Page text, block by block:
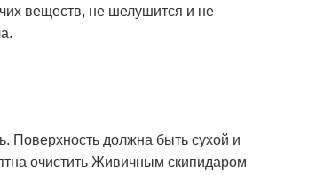
веществ, не шелушится и не
Поверхность должна быть сухой и
очистить Живичным скипидаром